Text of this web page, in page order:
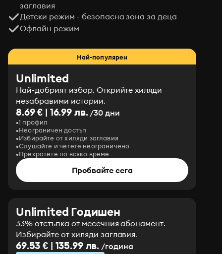
заглавия
Детски режим - безопасна зона за деца
Офлайн режим
Най-популярен
Unlimited
Най-добрият избор. Открийте хиляди
незабравими истории.
8.69 € | 16.99 лв./30 дни
1 профил
Неограничен достъп
Избирайте от хиляди заглавия
Слушайте и четете неограничено
Прекратете по всяко време
Пробвайте сега
Unlimited Годишен
33% отстъпка от месечния абонамент.
Избирайте от хиляди заглавия.
69.53 € | 135.99 лв. /година